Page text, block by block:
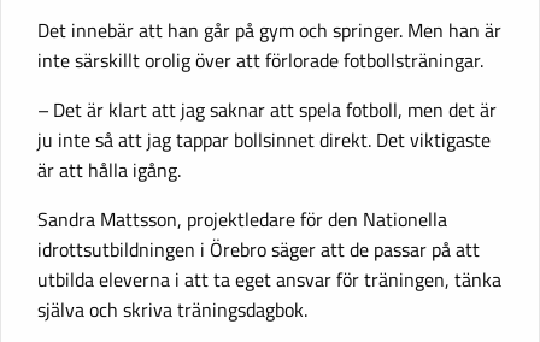
Det innebär att han går på gym och springer. Men han är
inte särskillt orolig över att förlorade fotbollsträningar.
– Det är klart att jag saknar att spela fotboll, men det är
ju inte så att jag tappar bollsinnet direkt. Det viktigaste
är att hålla igång.
Sandra Mattsson, projektledare för den Nationella
idrottsutbildningen i Örebro säger att de passar på att
utbilda eleverna i att ta eget ansvar för träningen, tänka
själva och skriva träningsdagbok.